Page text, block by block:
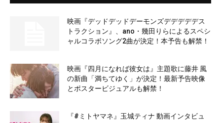
映画『デッドデッドデーモンズデデデデデス
トラクション』、ano・幾田りらによるスペシ
ャルコラボソング2曲が決定！本予告も解禁！
映画『四月になれば彼女は』主題歌に藤井 風
の新曲「満ちてゆく」が決定！最新予告映像
とポスタービジュアルも解禁！
『#ミトヤマネ』玉城ティナ 動画インタビュ